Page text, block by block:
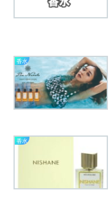
香水
香水